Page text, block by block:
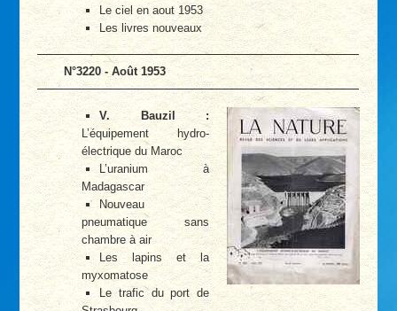
Le ciel en aout 1953
Les livres nouveaux
N°3220 - Août 1953
V. Bauzil :
L’équipement hydro-
électrique du Maroc
L’uranium à
Madagascar
Nouveau
pneumatique sans
chambre à air
Les lapins et la
myxomatose
Le trafic du port de